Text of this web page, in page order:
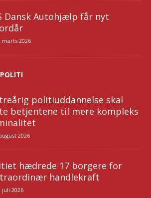
Dansk Autohjælp får nyt
marts 2026
politiuddannelse skal
betjentene til mere kompleks
2026
hædrede 17 borgere for
handlekraft
juli 2026